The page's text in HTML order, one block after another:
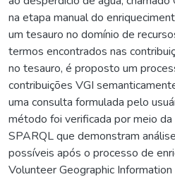
na etapa manual do
um tesauro no domínio de
termos encontrados nas
no tesauro, é proposto um
contribuições VGI
uma consulta formulada pelo
método foi verificada por meio
SPARQL que demonstram
possíveis após o processo de
Volunteer Geographic